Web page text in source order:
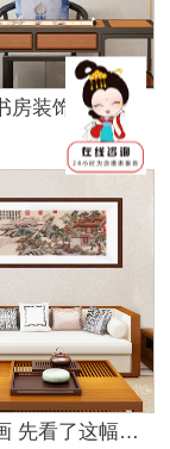
手工刺绣书房装饰画 选开封汴绣仿古名画
书房装饰画 先看了这幅画再决定